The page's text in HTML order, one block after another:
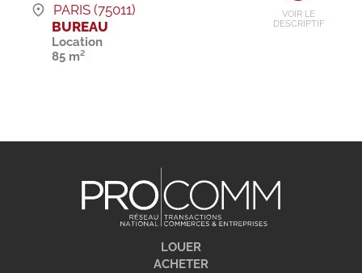
VOIR LE
DESCRIPTIF
PARIS (75011)
BUREAU
Location
85 m²
LOUER
ACHETER